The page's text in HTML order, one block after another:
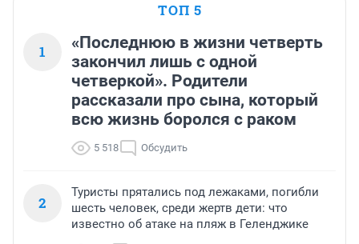
ТОП 5
1
«Последнюю в жизни четверть
закончил лишь с одной
четверкой». Родители
рассказали про сына, который
всю жизнь боролся с раком
5 518 Обсудить
2
Туристы прятались под лежаками, погибли
шесть человек, среди жертв дети: что
известно об атаке на пляж в Геленджике